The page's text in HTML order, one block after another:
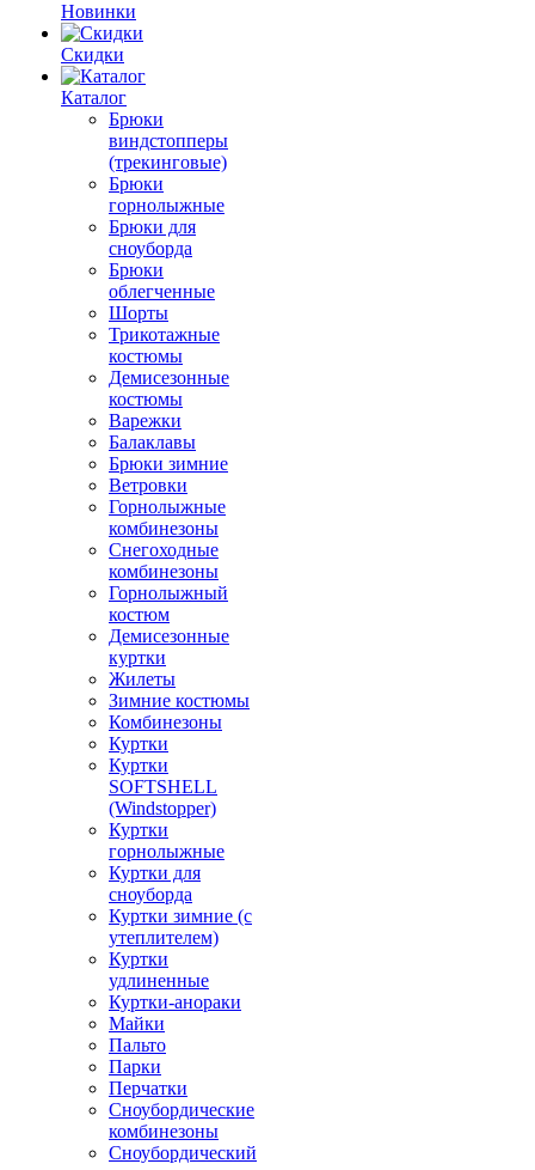
Новинки
Скидки
Каталог
Брюки
виндстопперы
(трекинговые)
Брюки
горнолыжные
Брюки для
сноуборда
Брюки
облегченные
Шорты
Трикотажные
костюмы
Демисезонные
костюмы
Варежки
Балаклавы
Брюки зимние
Ветровки
Горнолыжные
комбинезоны
Снегоходные
комбинезоны
Горнолыжный
костюм
Демисезонные
куртки
Жилеты
Зимние костюмы
Комбинезоны
Куртки
Куртки
SOFTSHELL
(Windstopper)
Куртки
горнолыжные
Куртки для
сноуборда
Куртки зимние (с
утеплителем)
Куртки
удлиненные
Куртки-анораки
Майки
Пальто
Парки
Перчатки
Сноубордические
комбинезоны
Сноубордический